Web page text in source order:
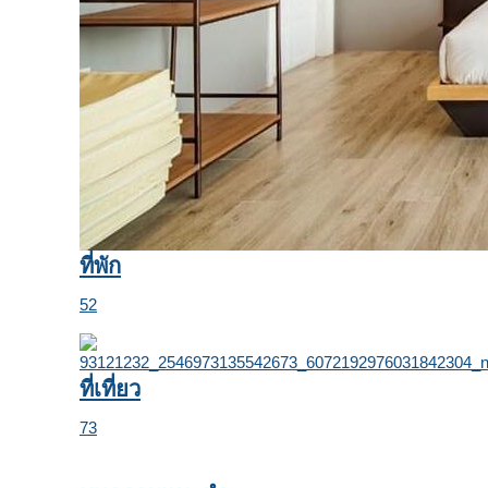
ที่พัก
52
ที่เที่ยว
73